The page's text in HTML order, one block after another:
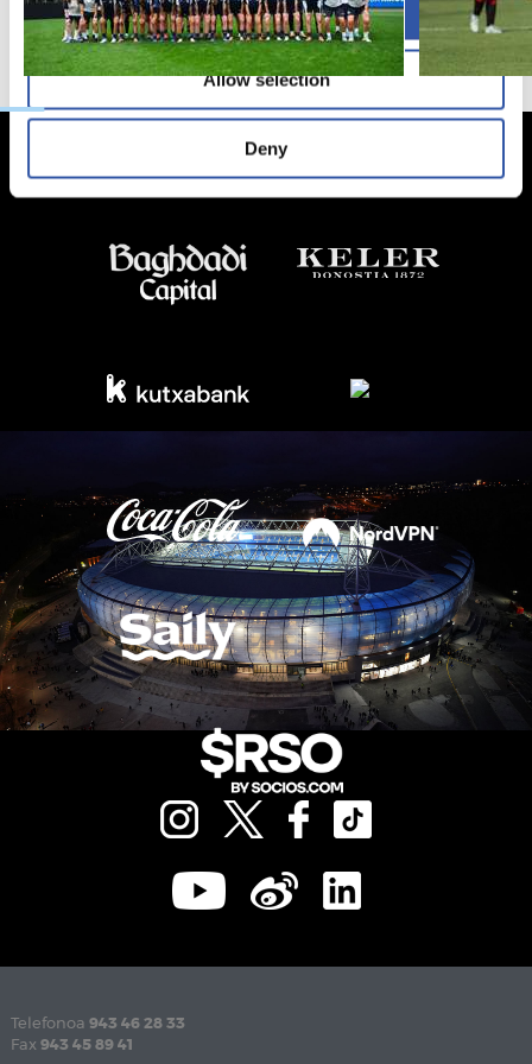
Allow all
Allow selection
Deny
Telefonoa 943 46 28 33
Fax 943 45 89 41